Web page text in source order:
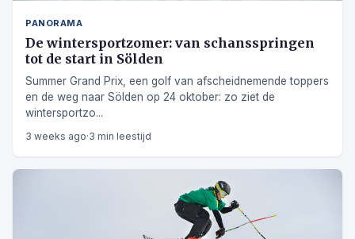
PANORAMA
De wintersportzomer: van schansspringen
tot de start in Sölden
Summer Grand Prix, een golf van afscheidnemende toppers
en de weg naar Sölden op 24 oktober: zo ziet de
wintersportzo...
3 weeks ago·3 min leestijd